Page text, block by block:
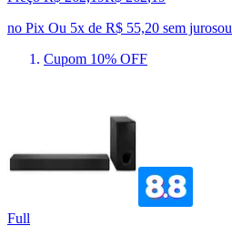
no Pix Ou 5x de R$ 55,20 sem jurosou
Cupom 10% OFF
Full